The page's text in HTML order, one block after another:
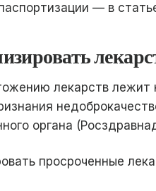
— в
лекарств
органа
просроченные